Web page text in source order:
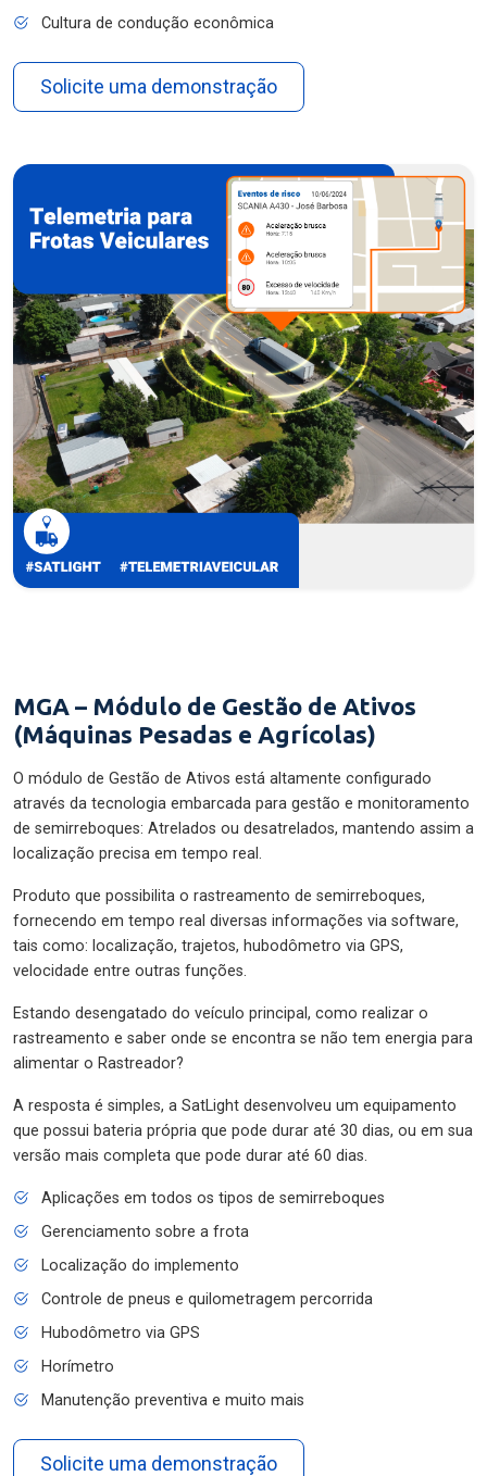
Cultura de condução econômica
Solicite uma demonstração
MGA – Módulo de Gestão de Ativos
(Máquinas Pesadas e Agrícolas)
O módulo de Gestão de Ativos está altamente configurado
através da tecnologia embarcada para gestão e monitoramento
de semirreboques: Atrelados ou desatrelados, mantendo assim a
localização precisa em tempo real.
Produto que possibilita o rastreamento de semirreboques,
fornecendo em tempo real diversas informações via software,
tais como: localização, trajetos, hubodômetro via GPS,
velocidade entre outras funções.
Estando desengatado do veículo principal, como realizar o
rastreamento e saber onde se encontra se não tem energia para
alimentar o Rastreador?
A resposta é simples, a SatLight desenvolveu um equipamento
que possui bateria própria que pode durar até 30 dias, ou em sua
versão mais completa que pode durar até 60 dias.
Aplicações em todos os tipos de semirreboques
Gerenciamento sobre a frota
Localização do implemento
Controle de pneus e quilometragem percorrida
Hubodômetro via GPS
Horímetro
Manutenção preventiva e muito mais
Solicite uma demonstração